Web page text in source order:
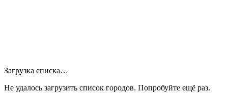
Загрузка списка…
Не удалось загрузить список городов. Попробуйте ещё раз.